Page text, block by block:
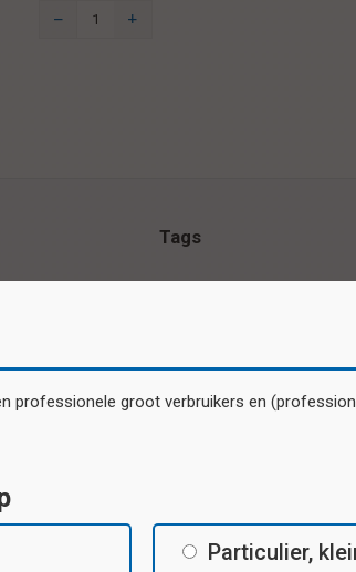
Tags
professionele groot verbruikers en
Particulier,